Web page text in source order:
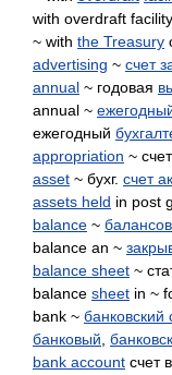
with overdraft
~ with the Treasury
advertising ~ счет
annual ~ годовая
annual ~
ежегодный
appropriation ~
asset ~ бухг. счет
assets held in post
balance ~
balance an ~
balance sheet ~
balance sheet in ~
bank ~ банковский
банковый
bank account счет